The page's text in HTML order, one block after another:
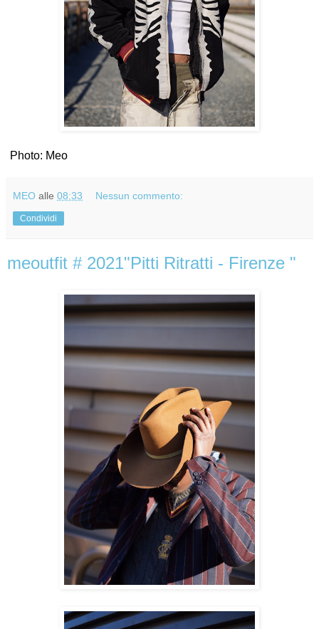
Photo: Meo
MEO alle 08:33 Nessun commento:
Condividi
meoutfit # 2021"Pitti Ritratti - Firenze "